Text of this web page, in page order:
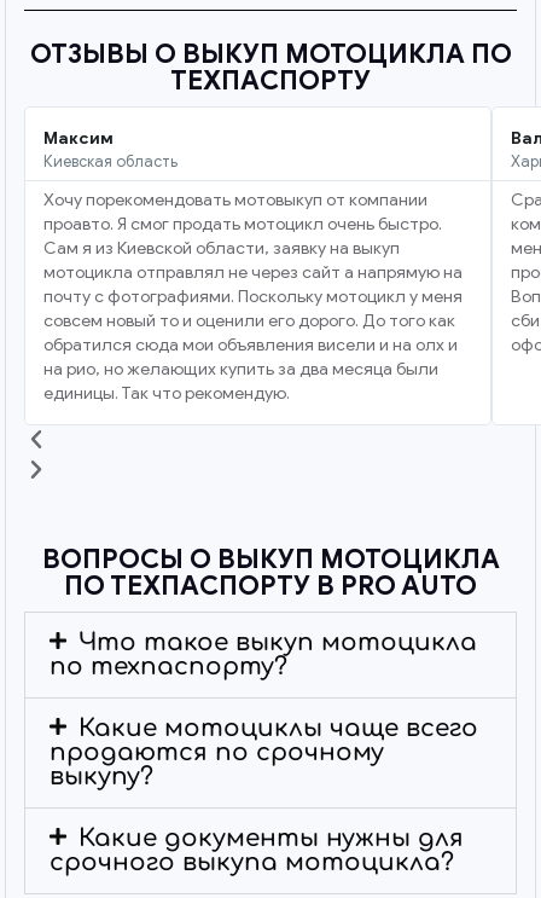
ОТЗЫВЫ О ВЫКУП МОТОЦИКЛА ПО
ТЕХПАСПОРТУ
Максим
Киевская область
Хочу порекомендовать мотовыкуп от компании
проавто. Я смог продать мотоцикл очень быстро.
Сам я из Киевской области, заявку на выкуп
мотоцикла отправлял не через сайт а напрямую на
почту с фотографиями. Поскольку мотоцикл у меня
совсем новый то и оценили его дорого. До того как
обратился сюда мои объявления висели и на олх и
на рио, но желающих купить за два месяца были
единицы. Так что рекомендую.
ВОПРОСЫ О ВЫКУП МОТОЦИКЛА
ПО ТЕХПАСПОРТУ В PRO AUTO
Что такое выкуп мотоцикла
по техпаспорту?
Какие мотоциклы чаще всего
продаются по срочному
выкупу?
Какие документы нужны для
срочного выкупа мотоцикла?